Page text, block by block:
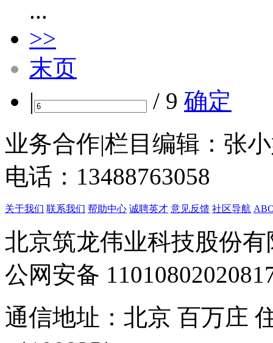
...
>>
末页
|
/ 9 确定
业务合作|栏目编辑：张
电话：13488763058
关于我们 联系我们 帮助中心 诚聘英才 意见反馈 社区导航
北京筑龙伟业科技股份有
公网安备
通信地址：北京 百万庄